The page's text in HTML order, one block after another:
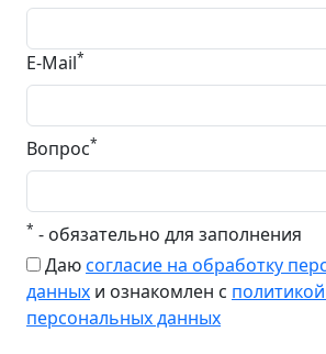
E-Mail*
Вопрос*
* - обязательно для заполнения
Даюсогласие на обработку
данных и ознакомлен с
персональных данных